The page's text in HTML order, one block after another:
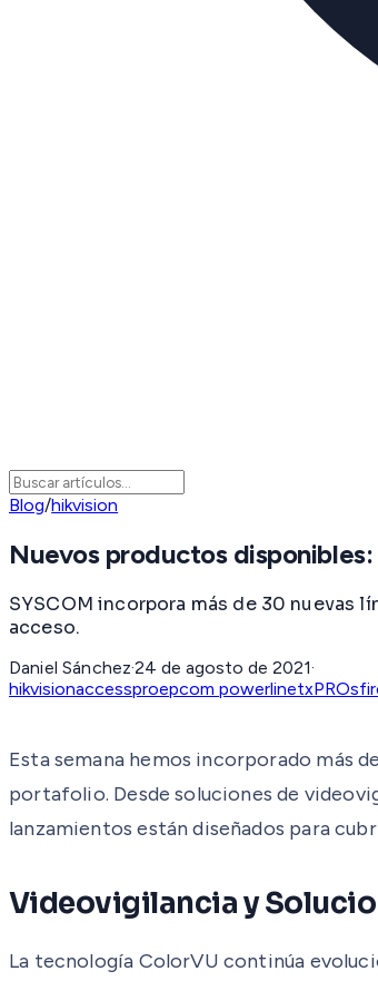
Blog/hikvision
Nuevos productos
SYSCOM incorpora más de 30 nuevas
acceso.
Daniel Sánchez·24 de agosto de 2021·
hikvisionaccessproepcom powerlinetxPRO
Esta semana hemos incorporado más
portafolio. Desde soluciones de
lanzamientos están diseñados para
Videovigilancia y
La tecnología ColorVU continúa